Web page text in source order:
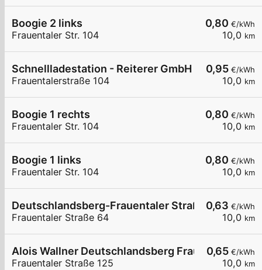
0,80 €/kWh
10,0 km
Boogie 2 links
Frauentaler Str. 104
0,95 €/kWh
10,0 km
Schnellladestation - Reiterer GmbH
Frauentalerstraße 104
0,80 €/kWh
10,0 km
Boogie 1 rechts
Frauentaler Str. 104
0,80 €/kWh
10,0 km
Boogie 1 links
Frauentaler Str. 104
0,63 €/kWh
10,0 km
Deutschlandsberg-Frauentaler Straße 64
Frauentaler Straße 64
0,65 €/kWh
10,0 km
Alois Wallner Deutschlandsberg
Frauentaler Straße 125